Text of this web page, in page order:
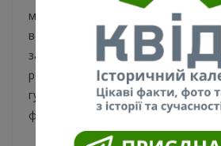
мягкой оболочкой, в которую
водород. Дольше пришлось ждать
заказанную в Санкт-Петербурге в
российско-французских заводов
гуттаперчевого и телеграфного
фирмой «Проводник».